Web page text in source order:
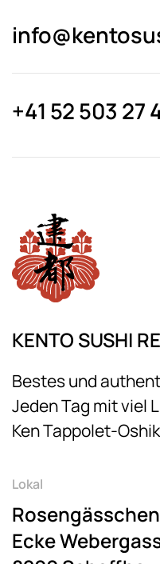
+41 52 503 27
KENTO SUSHI
Bestes und
Jeden Tag mit viel
Ken Tappolet-
Lokal
Ecke